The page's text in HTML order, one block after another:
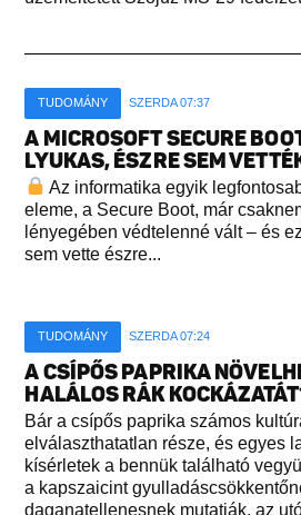
TUDOMÁNY SZERDA 07:37
A MICROSOFT SECURE
LYUKAS, ÉSZRE SEM
Az informatika egyik
eleme, a Secure Boot, már
lényegében védtelenné vált – és
sem vette észre...
TUDOMÁNY SZERDA 07:24
A CSÍPŐS PAPRIKA
HALÁLOS RÁK
Bár a csípős paprika számos
elválaszthatatlan része, és egyes
kísérletek a bennük található
a kapszaicint
daganatellenesnek mutatják, az